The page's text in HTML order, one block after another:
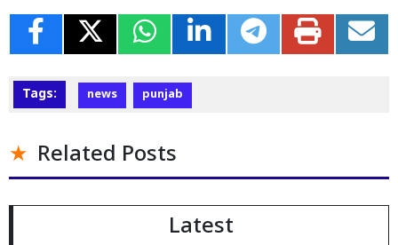
Tags: news punjab
Related Posts
Latest